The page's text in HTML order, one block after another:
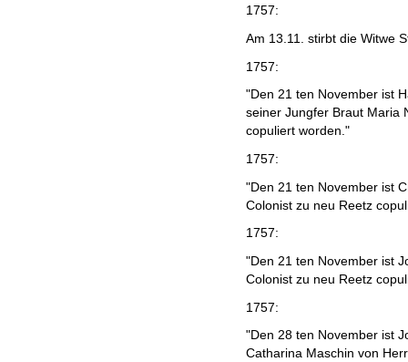
1757:
Am 13.11. stirbt die Witwe
1757:
"Den 21 ten November ist
seiner Jungfer Braut Maria
copuliert worden."
1757:
"Den 21 ten November ist
Colonist zu neu Reetz
1757:
"Den 21 ten November ist
Colonist zu neu Reetz
1757:
"Den 28 ten November ist
Catharina Maschin von